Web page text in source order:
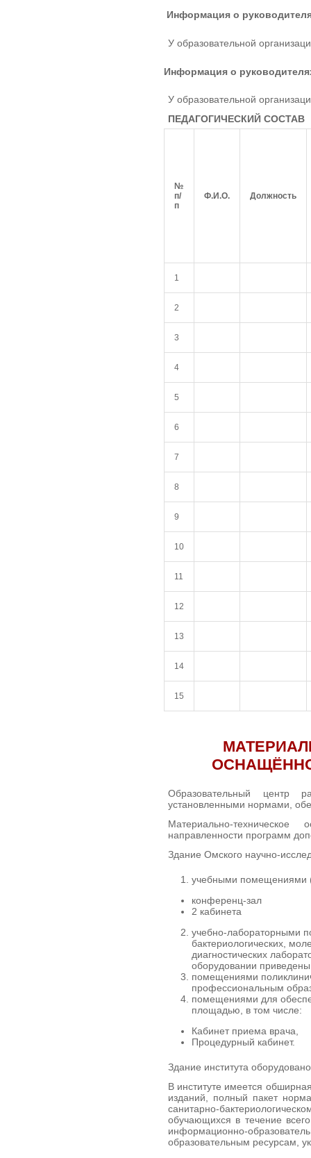
Информация о
У образовательной
Информация о
У образовательной
ПЕДАГОГИЧЕСКИЙ СОСТАВ
№
п/
п
Ф.И.О. Должность
1
2
3
4
5
6
7
8
9
10
11
12
13
14
15
Образовательный центр
установленными нормами,
Материально-
направленности программ
Здание Омского научно-
учебными помещениями
конференц-зал
2 кабинета
учебно-лабораторными
бактериологических,
диагностических
оборудовании
помещениями
профессиональным
помещениями для
площадью, в том числе:
Кабинет приема врача,
Процедурный кабинет.
Здание института
В институте имеется
изданий, полный пакет
санитарно-
обучающихся в течение
информационно-
образовательным ресурсам,